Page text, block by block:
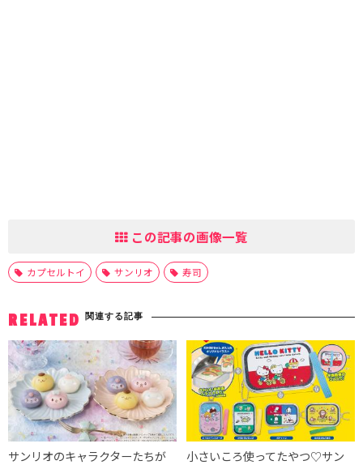
この記事の画像一覧
カプセルトイ サンリオ 寿司
RELATED 関連する記事
サンリオのキャラクターたちが
小さいころ使ってたやつ♡サン